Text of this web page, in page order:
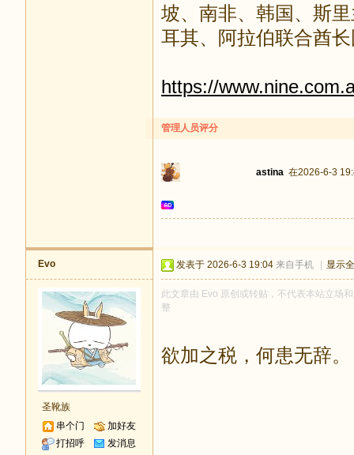
坡、南非、韩国、斯
耳其、阿拉伯联合酋
https://
管理人员评分
astina 在2026-6-3
Evo
圣靴族
串个门
加好友
打招呼
发消息
发表于 2026-6-3 19:04 来自手机 显示
此文章由 Evo 原创或转贴，不代表本站立场
整
欲加之税，何患无辞。